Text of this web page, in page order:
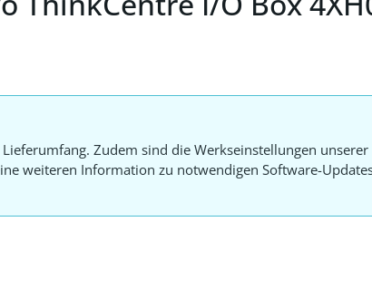
Zudem sind die Werkseinstellungen
weiteren Information zu notwendigen Software-